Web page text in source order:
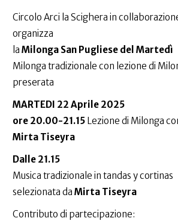
Circolo Arci la Scighera in
organizza
la Milonga San Pugliese del Martedì
Milonga tradizionale con lezione di
preserata
MARTEDI 22 Aprile 2025
ore 20.00-21.15 Lezione di Milonga
Mirta Tiseyra
Dalle 21.15
Musica tradizionale in tandas y cortinas
selezionata da Mirta Tiseyra
Contributo di partecipazione: